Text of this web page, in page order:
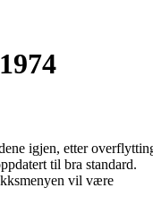
igjen, etter
til bra standard.
vil være